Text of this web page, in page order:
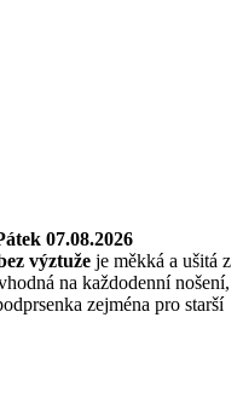
07.08.2026
výztuže je měkká a ušitá z
na každodenní nošení,
zejména pro starší